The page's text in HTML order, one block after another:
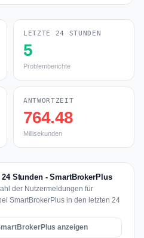
LETZTE 24 STUNDEN
5
Problemberichte
ANTWORTZEIT
764.48
Millisekunden
Stunden - SmartBrokerPlus
der Nutzermeldungen für
SmartBrokerPlus in den letzten 24
anzeigen